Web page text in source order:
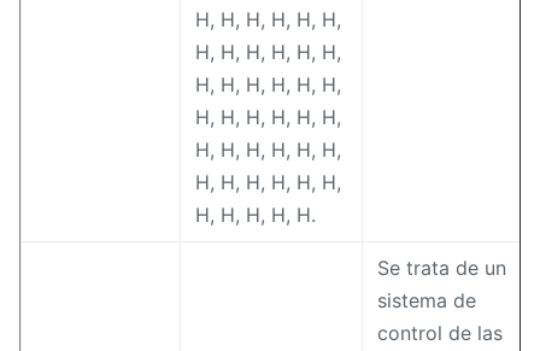
H, H, H, H, H, H,
H, H, H, H, H, H,
H, H, H, H, H, H,
H, H, H, H, H, H,
H, H, H, H, H, H,
H, H, H, H, H, H,
H, H, H, H, H.
Se trata de un
sistema de
control de las